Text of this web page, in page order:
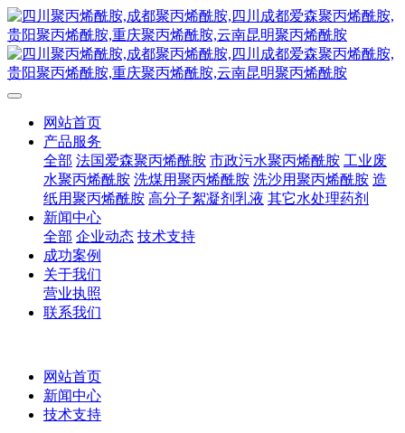
网站首页
产品服务
全部 法国爱森聚丙烯酰胺 市政污水聚丙烯酰胺 工业废
水聚丙烯酰胺 洗煤用聚丙烯酰胺 洗沙用聚丙烯酰胺 造
纸用聚丙烯酰胺 高分子絮凝剂乳液 其它水处理药剂
新闻中心
全部 企业动态 技术支持
成功案例
关于我们
营业执照
联系我们
网站首页
新闻中心
技术支持